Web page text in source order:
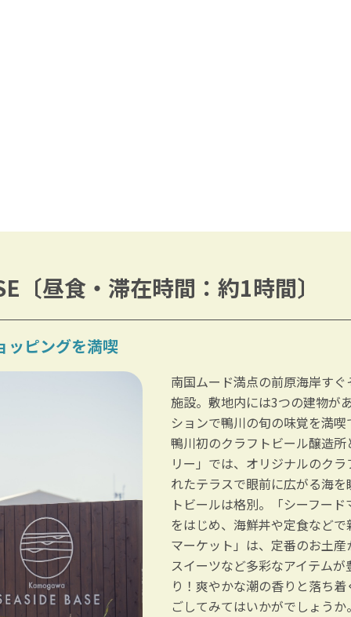
〔昼食・滞在時間：約1時間〕
ッピングを満喫
南国ムード満点の前原海岸す
施設。敷地内には3つの建物が
ションで鴨川の旬の味覚を満
鴨川初のクラフトビール醸造
リー」では、オリジナルのク
れたテラスで眼前に広がる海
トビールは格別。「シーフー
をはじめ、海鮮丼や定食など
マーケット」は、定番のお土
スイーツなど多彩なアイテム
り！爽やかな潮の香りと落ち
ごしてみてはいかがでしょうか